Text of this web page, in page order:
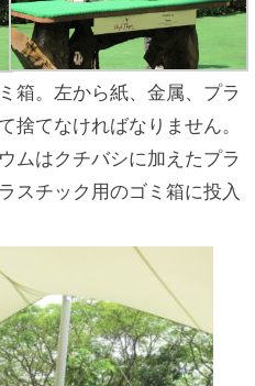
箱。左から紙、金属、プラ
捨てなければなりません。
ムはクチバシに加えたプラ
スチック用のゴミ箱に投入